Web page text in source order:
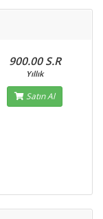
900.00 S.R
Yıllık
Satın Al